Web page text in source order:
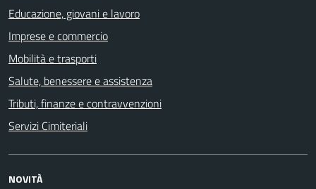
Educazione, giovani e lavoro
Imprese e commercio
Mobilità e trasporti
Salute, benessere e assistenza
Tributi, finanze e contravvenzioni
Servizi Cimiteriali
NOVITÀ